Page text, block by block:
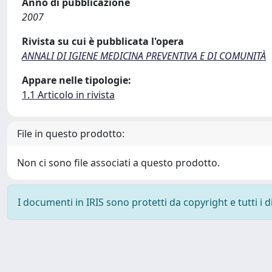
2007
Rivista su cui è pubblicata l'opera
ANNALI DI IGIENE MEDICINA PREVENTIVA E DI COMUNITÀ
Appare nelle tipologie:
1.1 Articolo in rivista
File in questo prodotto:
Non ci sono file associati a questo prodotto.
I documenti in IRIS sono protetti da copyright e tutti i